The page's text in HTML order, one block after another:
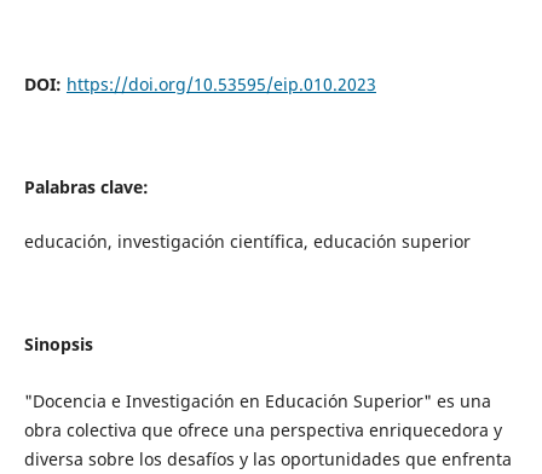
DOI: https://doi.org/10.53595/eip.010.2023
Palabras clave:
educación, investigación científica, educación superior
Sinopsis
"Docencia e Investigación en Educación Superior" es una
obra colectiva que ofrece una perspectiva enriquecedora y
diversa sobre los desafíos y las oportunidades que enfrenta